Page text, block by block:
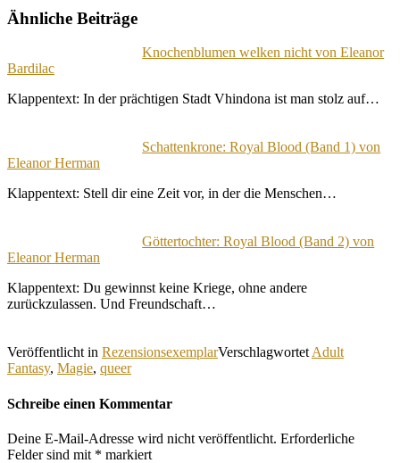
Ähnliche Beiträge
Knochenblumen welken nicht von Eleanor
Bardilac
Klappentext: In der prächtigen Stadt Vhindona ist man stolz auf…
Schattenkrone: Royal Blood (Band 1) von
Eleanor Herman
Klappentext: Stell dir eine Zeit vor, in der die Menschen…
Göttertochter: Royal Blood (Band 2) von
Eleanor Herman
Klappentext: Du gewinnst keine Kriege, ohne andere
zurückzulassen. Und Freundschaft…
Veröffentlicht in RezensionsexemplarVerschlagwortet Adult
Fantasy, Magie, queer
Schreibe einen Kommentar
Deine E-Mail-Adresse wird nicht veröffentlicht. Erforderliche
Felder sind mit * markiert